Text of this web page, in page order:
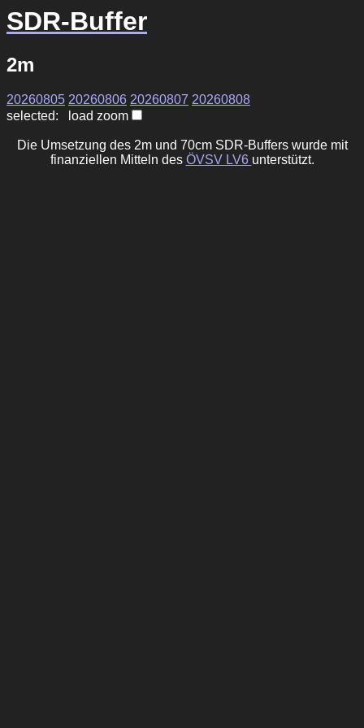
SDR-Buffer
2m
20260805 20260806 20260807 20260808
selected: load zoom
Die Umsetzung des 2m und 70cm SDR-Buffers wurde mit
finanziellen Mitteln des ÖVSV LV6 unterstützt.